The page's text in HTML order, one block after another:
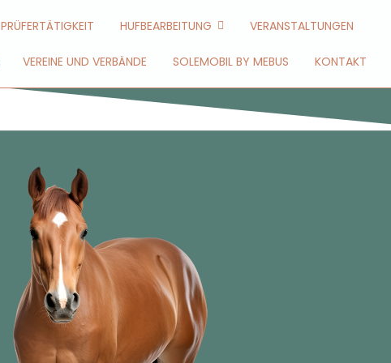
PRÜFERTÄTIGKEIT HUFBEARBEITUNG VERANSTALTUNGEN
VEREINE UND VERBÄNDE SOLEMOBIL BY MEBUS KONTAKT